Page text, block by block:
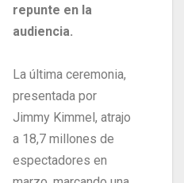
repunte en la
audiencia.
La última ceremonia,
presentada por
Jimmy Kimmel, atrajo
a 18,7 millones de
espectadores en